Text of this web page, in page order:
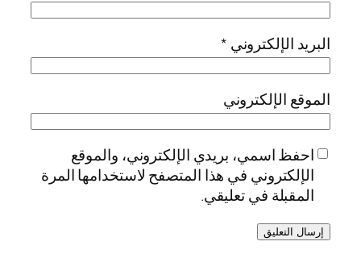
البريد الإلكتروني *
الموقع الإلكتروني
احفظ اسمي، بريدي الإلكتروني، والموقع
الإلكتروني في هذا المتصفح لاستخدامها المرة
المقبلة في تعليقي.